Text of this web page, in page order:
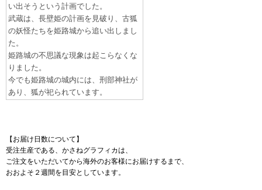
い出そうという計画でした。
武蔵は、長壁姫の計画を見破り、古狐
の妖怪たちを姫路城から追い出しまし
た。
姫路城の不思議な現象は起こらなくな
りました。
今でも姫路城の城内には、刑部神社が
あり、狐が祀られています。
【お届け日数について】
受注生産である、かさねグラフィカは、
ご注文をいただいてから海外のお客様にお届けするまで、
おおよそ２週間を目安としています。